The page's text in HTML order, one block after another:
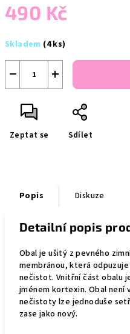
490 Kč
cena:
Skladem (4 ks)
+
−
Zeptat se Sdílet
Popis Diskuze
Detailní popis
Obal jeušitý z pevného
membránou,která
nečistot. Vnitřní část obalu
jménem kortexin. Obal není
nečistoty lze jednoduše
zase jako nový.